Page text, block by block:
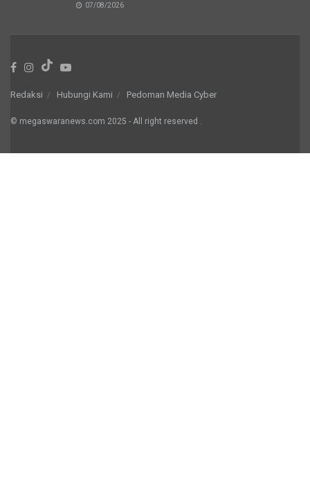
07/08/2026
Redaksi Hubungi Kami Pedoman Media Cyber
© megaswaranews.com 2025 - All right reserved